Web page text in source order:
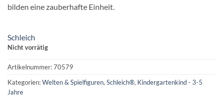
bilden eine zauberhafte Einheit.
Schleich
Nicht vorrätig
Artikelnummer:70579
Kategorien:Welten & Spielfiguren, Schleich®, Kindergartenkind - 3-5
Jahre